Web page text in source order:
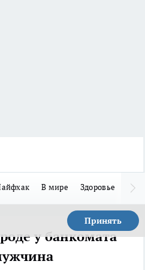
В мире Здоровье
Принять
у банкомата